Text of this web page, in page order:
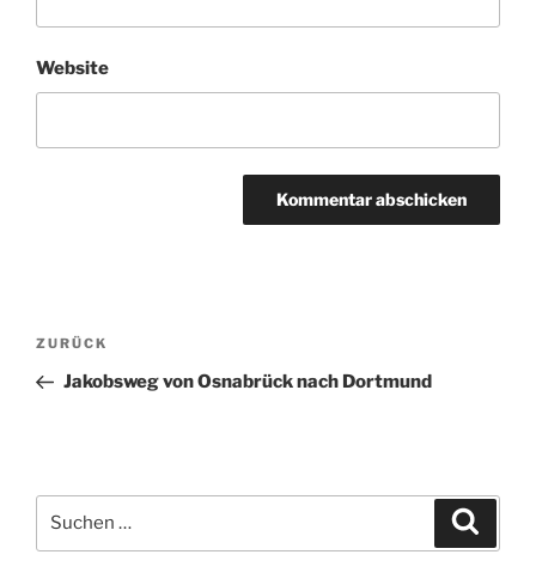
Website
Beitragsnavigation
Vorheriger
Beitrag
ZURÜCK
Jakobsweg von Osnabrück nach Dortmund
nach: